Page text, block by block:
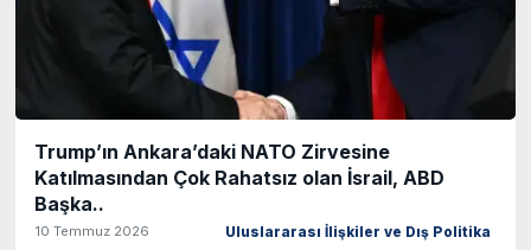
Trump’ın Ankara’daki NATO Zirvesine
Katılmasından Çok Rahatsız olan İsrail, ABD
Başka..
10 Temmuz 2026 Uluslararası İlişkiler ve Dış Politika